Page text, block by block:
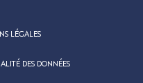
LÉGALES
DES DONNÉES